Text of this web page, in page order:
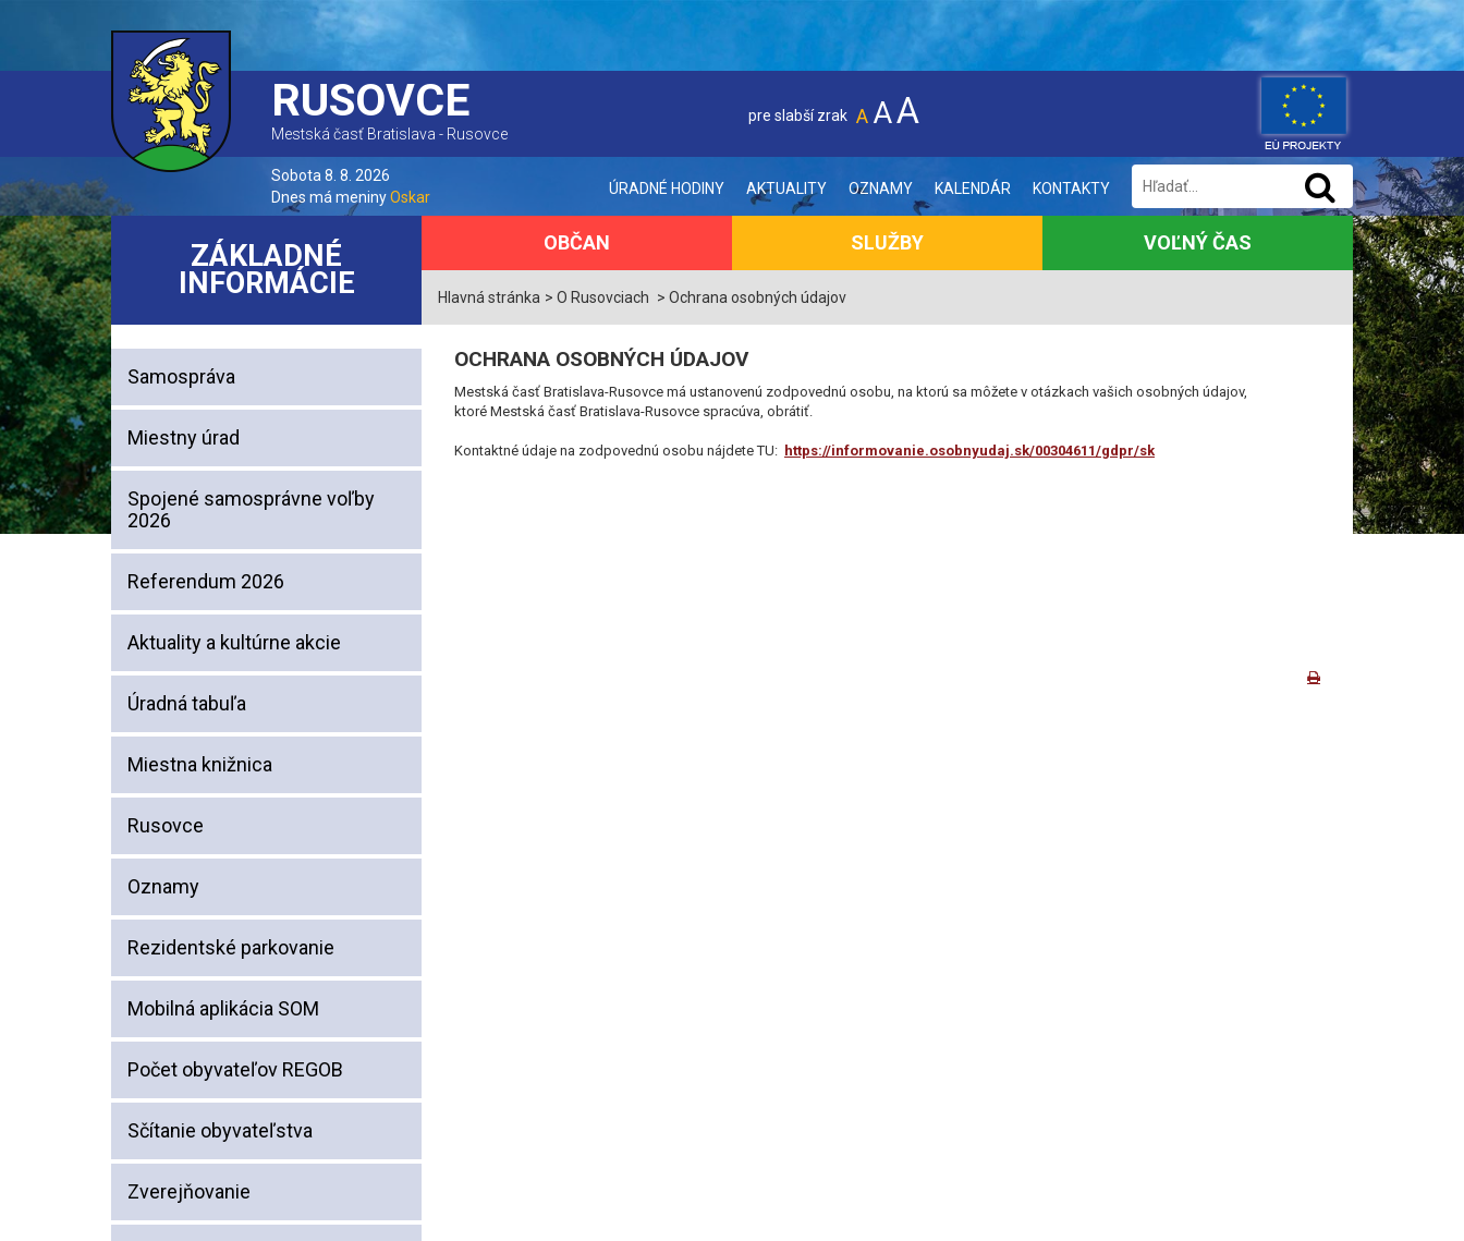
RUSOVCE
Mestská časť Bratislava - Rusovce
pre slabší zrak A AA
Sobota 8. 8. 2026
Dnes má meninyOskar ÚRADNÉ HODINY AKTUALITY OZNAMY KALENDÁR KONTAKTY
ZÁKLADNÉ
INFORMÁCIE
Samospráva
Miestny úrad
Spojené samosprávne voľby
2026
Referendum 2026
Aktuality a kultúrne akcie
Úradná tabuľa
Miestna knižnica
Rusovce
Oznamy
Rezidentské parkovanie
Mobilná aplikácia SOM
Počet obyvateľov REGOB
Sčítanie obyvateľstva
Zverejňovanie
OBČAN SLUŽBY VOĽNÝ ČAS
Hlavná stránka O Rusovciach Ochrana osobných údajov
OCHRANA OSOBNÝCH ÚDAJOV
Mestská časť Bratislava-Rusovce má ustanovenú zodpovednú osobu, na ktorú sa môžete v otázkach vašich osobných údajov,
ktoré Mestská časť Bratislava-Rusovce spracúva, obrátiť.
Kontaktné údaje na zodpovednú osobu nájdete TU: https://informovanie.osobnyudaj.sk/00304611/gdpr/sk